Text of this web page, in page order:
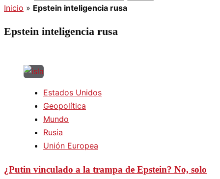
Inicio » Epstein inteligencia rusa
Epstein inteligencia rusa
Estados Unidos
Geopolítica
Mundo
Rusia
Unión Europea
¿Putin vinculado a la trampa de Epstein? No, solo